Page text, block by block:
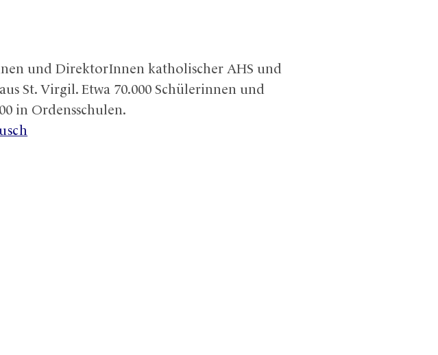
und DirektorInnen katholischer AHS und
St. Virgil. Etwa 70.000 Schülerinnen und
in Ordensschulen.